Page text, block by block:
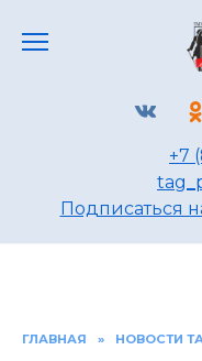
+7
Подписаться
ГЛАВНАЯ » НОВОСТИ